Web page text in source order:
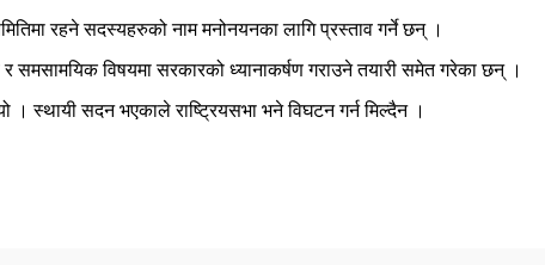
रहने सदस्यहरुको नाम मनोनयनका लागि प्रस्ताव गर्ने छन् ।
विषयमा सरकारको ध्यानाकर्षण गराउने तयारी समेत गरेका छन् ।
स्थायी सदन भएकाले राष्ट्रियसभा भने विघटन गर्न मिल्दैन ।